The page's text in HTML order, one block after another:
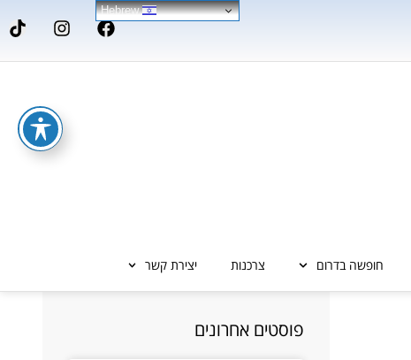
חופשה בדרום צרכנות יצירת קשר
פוסטים אחרונים
Hebrew